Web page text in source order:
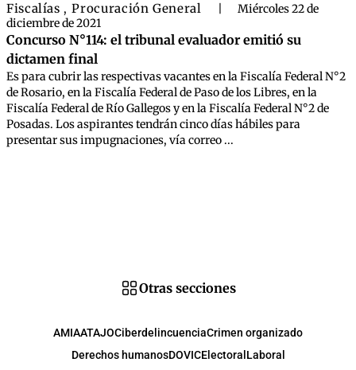
Fiscalías , Procuración General
Miércoles 22 de
diciembre de 2021
Concurso N°114: el tribunal evaluador emitió su
dictamen final
Es para cubrir las respectivas vacantes en la Fiscalía Federal N°2
de Rosario, en la Fiscalía Federal de Paso de los Libres, en la
Fiscalía Federal de Río Gallegos y en la Fiscalía Federal N°2 de
Posadas. Los aspirantes tendrán cinco días hábiles para
presentar sus impugnaciones, vía correo ...
Otras secciones
AMIAATAJOCiberdelincuenciaCrimen organizado
Derechos humanosDOVICElectoral Laboral